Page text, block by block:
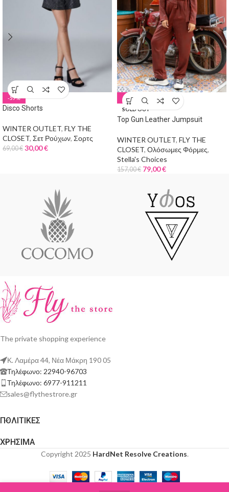
-57%
Disco Shorts
WINTER OUTLET, FLY THE
CLOSET, Σετ Ρούχων, Σορτς
69,00€ 30,00€
-50%
SOLD OUT
Top Gun Leather Jumpsuit
WINTER OUTLET, FLY THE
CLOSET, Ολόσωμες Φόρμες,
Stella's Choices
157,00€ 79,00€
The private shopping experience
Κ. Λαμέρα 44, Νέα Μάκρη 190 05
Τηλέφωνο: 22940-96703
Τηλέφωνο: 6977-911211
sales@flythestrore.gr
ΠΟΛΙΤΙΚΕΣ
ΧΡΗΣΙΜΑ
Copyright 2025 HardNet Resolve Creations.